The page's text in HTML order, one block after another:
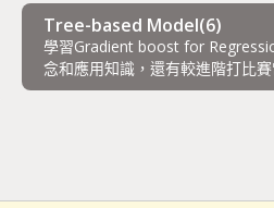
Tree-based Model(6)
學習Gradient boost for
念和應用知識，還有較進階打比
法。